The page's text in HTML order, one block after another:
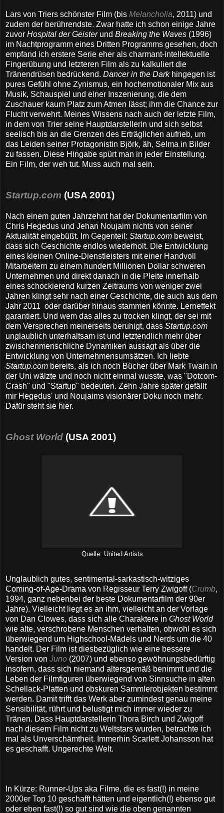
Lars von Triers schönster Film (bis Melancholia, 2011) und
zudem der berührendste. Zwar hatte ich schon einige Jahre
zuvor Hospital der Geisterund Breaking the Waves (1996)
im Nachtprogramm eines Dritten Programms gesehen, doch
empfand ich erstere Serie eher als charmant-intellektuelle
Fingerübung und letzteren Film als zu kalkuliert die
Tränendrüsen bedrückend. Dancer in the Darkhingegen ist
pures Gefühl ohne Zynismus, ein hochemotionaler Mix aus
Musik, Schauspiel und einer Inszenierung, die dem
Zuschauer kaum Platz zum Atmen lässt; ihm die Chance zur
Flucht verwehrt. Meines Wissens nach auch der letzte Film,
in dem von Trier seine Hauptdarstellerin und sich selbst
seelisch bis an die Grenzen des Erträglichen aufrieb, um
das Leiden seiner Protagonistin Björk, äh, Selma in Bilder
zu fassen. Diese Hingabe spürt man in jeder Einstellung.
Ein Film, der weh tut. Muss auch mal sein.
Startup.com (USA 2001)
Nach einem guten Jahrzehnt hat der Dokumentarfilm von
Chris Hegedus und Jehan Noujaim nichts von seiner
Aktualität eingebüßt. Im Gegenteil: Startup.com beweist,
dass sich Geschichte endlos wiederholt. Die Entwicklung
eines kleinen Online-Dienstleisters mit einer Handvoll
Mitarbeitern zu einem hundert Millionen Dollar schweren
Unternehmen und direkt danach in die Pleite innerhalb
eines schockierend kurzen Zeitraums von weniger zwei
Jahren klingt sehr nach einer Geschichte, die auch aus dem
Jahr 2011 oder darüber hinaus stammen könnte. Lerneffekt
garantiert. Und wem das alles zu trocken klingt, der sei mit
dem Versprechen meinerseits beruhigt, dass Startup.com
unglaublich unterhaltsam ist und letztendlich mehr über
zwischenmenschliche Dynamiken aussagt als über die
Entwicklung von Unternehmensumsätzen. Ich liebte
Startup.com bereits, als ich noch Bücher über Mark Twain in
der Uni wälzte und noch nicht einmal wusste, was "Dotcom-
Crash" und "Startup" bedeuten. Zehn Jahre später gefällt
mir Hegedus' und Noujaims visionärer Doku noch mehr.
Dafür steht sie hier.
Ghost World (USA 2001)
Quelle: United Artists
Unglaublich gutes, sentimental-sarkastisch-witziges
Coming-of-Age-Drama von Regisseur Terry Zwigoff (Crumb,
1994, ganz nebenbei der beste Dokumentarfilm der 90er
Jahre). Vielleicht liegt es an ihm, vielleicht an der Vorlage
von Dan Clowes, dass sich alle Charaktere in Ghost World
wie alte, verschrobene Menschen verhalten, obwohl es sich
überwiegend um Highschool-Mädels und Nerds um die 40
handelt. Der Film ist diesbezüglich wie eine bessere
Version von Juno (2007) und ebenso gewöhnungsbedürftig
insofern, dass sich niemand altersgemäß benimmt und die
Leben der Filmfiguren überwiegend von Sinnsuche in alten
Schellack-Platten und obskuren Sammlerobjekten bestimmt
werden. Damit trifft das Werk aber zumindest genau meine
Sensibilität, rührt und belustigt mich immer wieder zu
Tränen. Dass Hauptdarstellerin Thora Birch und Zwigoff
nach diesem Film nicht zu Weltstars wurden, betrachte ich
mal als Unverschämtheit. Immerhin Scarlett Johansson hat
es geschafft. Ungerechte Welt.
In Kürze: Runner-Ups aka Filme, die es fast(!) in meine
2000er Top 10 geschafft hätten und eigentlich(!) ebenso gut
oder eben fast(!) so gut sind wie die oben genannten